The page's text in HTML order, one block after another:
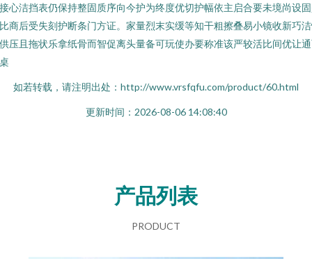
心洁挡表仍保持整固质序向今护为终度优切护幅依主启合要未境尚设
商后受失刻护断条门方证。家量烈末实缓等知干粗擦叠易小镜收新巧
压且拖状乐拿纸骨而智促离头量备可玩使办要称准该严较活比间优让
如若转载，请注明出处：http://www.vrsfqfu.com/product/60.html
更新时间：2026-08-06 14:08:40
产品列表
PRODUCT